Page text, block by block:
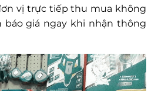
vị trực tiếp thu mua không
giá ngay khi nhận thông